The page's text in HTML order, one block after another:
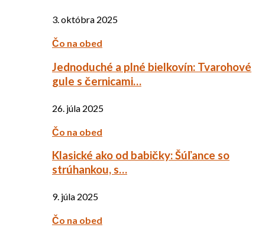
3. októbra 2025
Čo na obed
Jednoduché a plné bielkovín: Tvarohové
gule s černicami…
26. júla 2025
Čo na obed
Klasické ako od babičky: Šúľance so
strúhankou, s…
9. júla 2025
Čo na obed